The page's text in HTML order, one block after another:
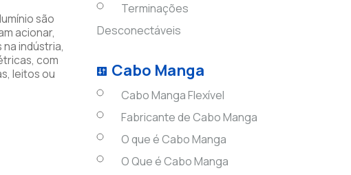
são
acionar,
indústria,
com
leitos ou
Terminações
Desconectáveis
Cabo Manga
Cabo Manga Flexível
Fabricante de Cabo Manga
O que é Cabo Manga
O Que é Cabo Manga